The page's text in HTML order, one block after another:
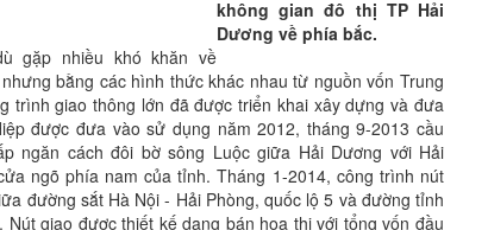
không gian đô thị TP Hải
Dương về phía bắc.
gặp nhiều khó khăn về
bằng các hình thức khác nhau từ nguồn vốn Trung
trình giao thông lớn đã được triển khai xây dựng và đưa
được đưa vào sử dụng năm 2012, tháng 9-2013 cầu
ngăn cách đôi bờ sông Luộc giữa Hải Dương với Hải
ngõ phía nam của tỉnh. Tháng 1-2014, công trình nút
đường sắt Hà Nội - Hải Phòng, quốc lộ 5 và đường tỉnh
giao được thiết kế dạng bán hoa thị với tổng vốn đầu